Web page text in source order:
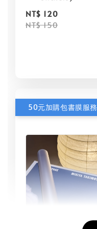
NT$ 120
NT$ 150
50元加購包書膜服務